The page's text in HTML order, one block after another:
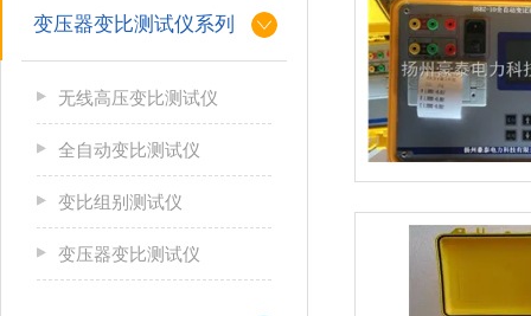
变压器变比测试仪系列
无线高压变比测试仪
全自动变比测试仪
变比组别测试仪
变压器变比测试仪